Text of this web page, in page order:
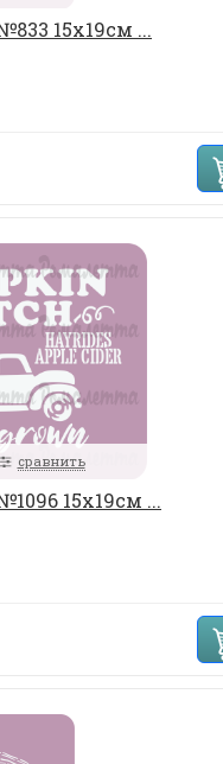
15х19см ...
сравнить
15х19см ...